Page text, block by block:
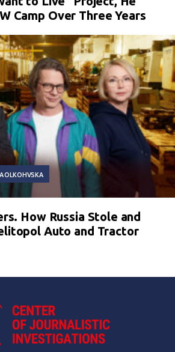
Camp Over Three Years
OLKOHVSKA
How Russia Stole and
Auto and Tractor